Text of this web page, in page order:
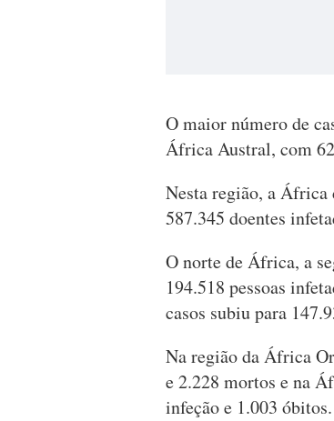
O maior número de
África Austral, com
Nesta região, a
587.345 doentes
O norte de África, a
194.518 pessoas
casos subiu para
Na região da África
e 2.228 mortos e na
infeção e 1.003 óbitos.